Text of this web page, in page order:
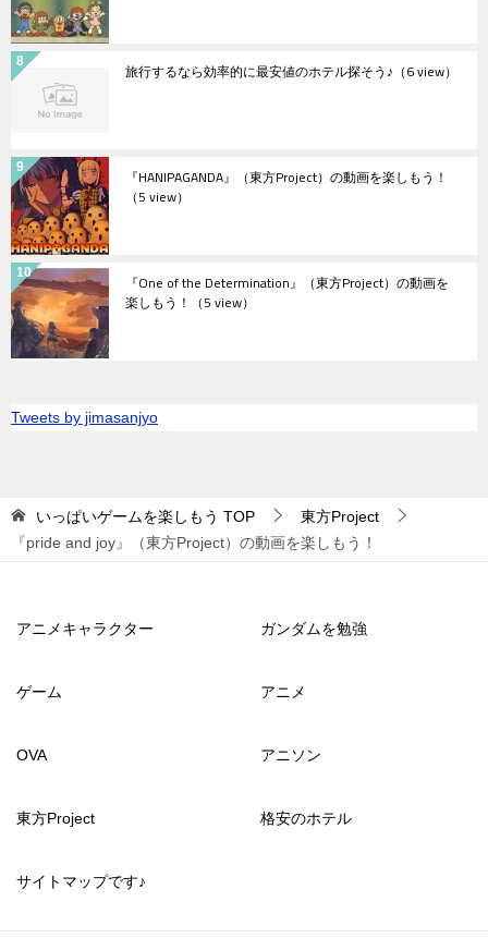
旅行するなら効率的に最安値のホテル探そう♪ （6 view）
『HANIPAGANDA』（東方Project）の動画を楽しもう！
（5 view）
『One of the Determination』（東方Project）の動画を
楽しもう！ （5 view）
Tweets by jimasanjyo
いっぱいゲームを楽しもう TOP
東方Project
『pride and joy』（東方Project）の動画を楽しもう！
アニメキャラクター ガンダムを勉強
ゲーム アニメ
OVA アニソン
東方Project 格安のホテル
サイトマップです♪